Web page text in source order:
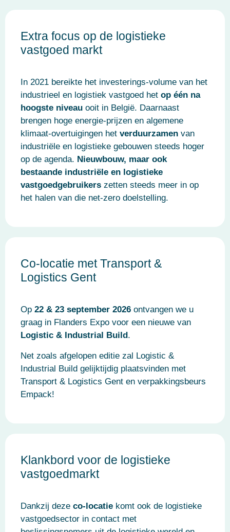
Extra focus op de logistieke
vastgoed markt
In 2021 bereikte het investerings-volume van het
industrieel en logistiek vastgoed het op één na
hoogste niveau ooit in België. Daarnaast
brengen hoge energie-prijzen en algemene
klimaat-overtuigingen het verduurzamen van
industriële en logistieke gebouwen steeds hoger
op de agenda. Nieuwbouw, maar ook
bestaande industriële en logistieke
vastgoedgebruikers zetten steeds meer in op
het halen van die net-zero doelstelling.
Co-locatie met Transport &
Logistics Gent
Op 22 & 23 september 2026 ontvangen we u
graag in Flanders Expo voor een nieuwe van
Logistic & Industrial Build .
Net zoals afgelopen editie zal Logistic &
Industrial Build gelijktijdig plaatsvinden met
Transport & Logistics Gent en verpakkingsbeurs
Empack!
Klankbord voor de logistieke
vastgoedmarkt
Dankzij deze co-locatie komt ook de logistieke
vastgoedsector in contact met